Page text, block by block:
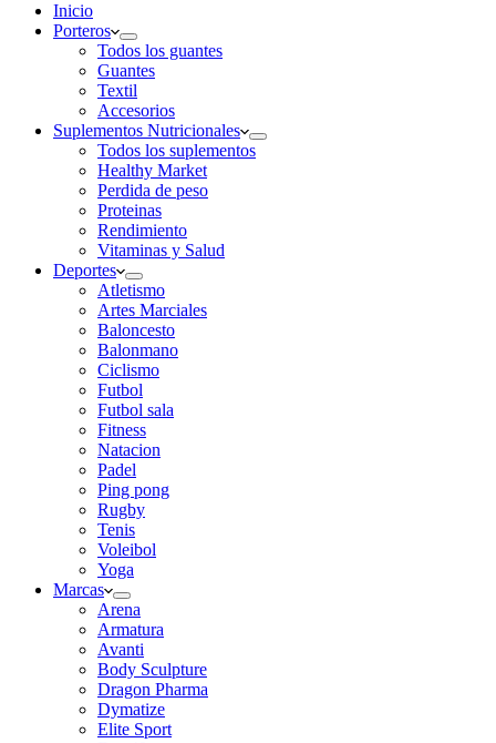
Inicio
Porteros
Todos los guantes
Guantes
Textil
Accesorios
Suplementos Nutricionales
Todos los suplementos
Healthy Market
Perdida de peso
Proteinas
Rendimiento
Vitaminas y Salud
Deportes
Atletismo
Artes Marciales
Baloncesto
Balonmano
Ciclismo
Futbol
Futbol sala
Fitness
Natacion
Padel
Ping pong
Rugby
Tenis
Voleibol
Yoga
Marcas
Arena
Armatura
Avanti
Body Sculpture
Dragon Pharma
Dymatize
Elite Sport